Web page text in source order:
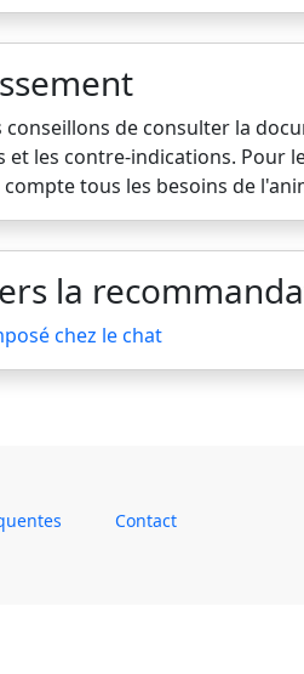
conseillons de consulter la
et les contre-indications. Pour
tous les besoins de
la
chez le chat
Contact